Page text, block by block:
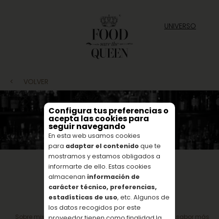
Configura tus preferencias o
acepta las cookies para
seguir navegando
En esta web usamos cookies
para adaptar el contenidoque te
mostramos y estamos obligados a
informarte de ello. Estas cookies
almacenan información de
carácter técnico, preferencias,
estadísticas de uso, etc. Algunos de
los datos recogidos por este
UNIVERSO
< VOLVER
Sobre mixología, Bood & Marie y el arte de expandir el sabor más